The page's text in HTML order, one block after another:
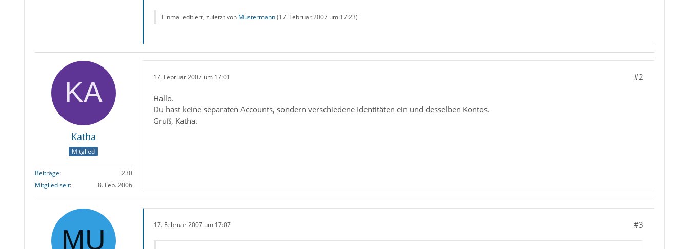
Einmal editiert, zuletzt von Mustermann(17. Februar 2007 um 17:23)
Katha
Mitglied
Beiträge
230
Mitglied seit
8. Feb. 2006
17. Februar 2007 um 17:01 #2
Hallo.
Du hast keine separaten Accounts, sondern verschiedene Identitäten ein und desselben Kontos.
Gruß, Katha.
17. Februar 2007 um 17:07 #3